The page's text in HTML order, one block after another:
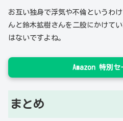
お互い独身で浮気や不倫というわ
んと鈴木拡樹さんを二股にかけて
はないですよね。
Amazon 特別セ
まとめ